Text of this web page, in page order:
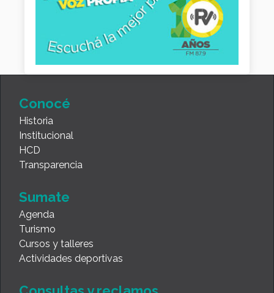
Conocé
Historia
Institucional
HCD
Transparencia
Sumate
Agenda
Turismo
Cursos y talleres
Actividades deportivas